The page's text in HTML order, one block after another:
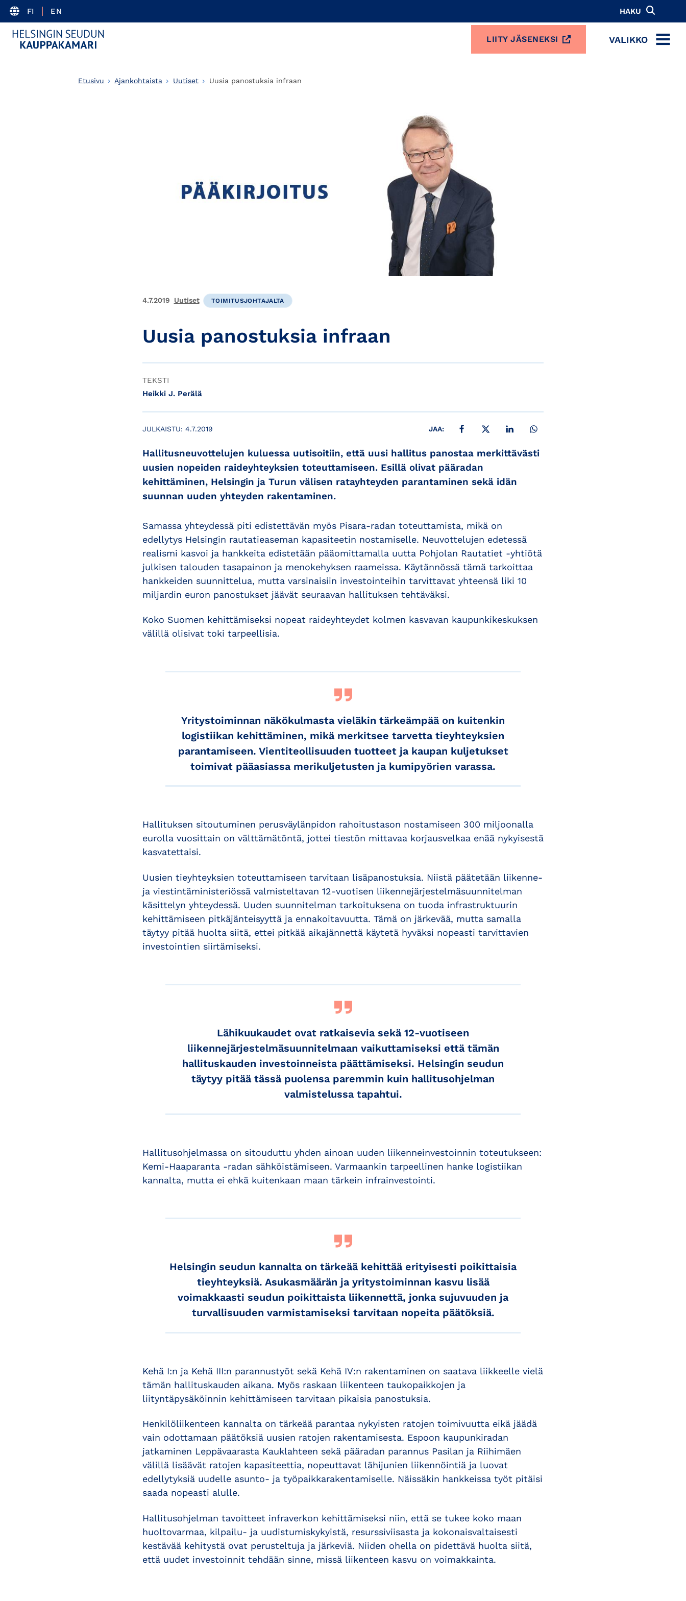
FI EN HAKU
LIITY JÄSENEKSI VALIKKO
MENU
Etusivu Ajankohtaista Uutiset Uusia panostuksia infraan
4.7.2019 Uutiset TOIMITUSJOHTAJALTA
Uusia panostuksia infraan
TEKSTI
Heikki J. Perälä
JULKAISTU: 4.7.2019 JAA: JAA FACEBOOKISSA
JAA X:SSÄ JAA LINKEDINISSÄ
Hallitusneuvottelujen kuluessa uutisoitiin, että uusi hallitus panostaa merkittävästi
uusien nopeiden raideyhteyksien toteuttamiseen. Esillä olivat pääradan
kehittäminen, Helsingin ja Turun välisen ratayhteyden parantaminen sekä idän
suunnan uuden yhteyden rakentaminen.
Samassa yhteydessä piti edistettävän myös Pisara-radan toteuttamista, mikä on
edellytys Helsingin rautatieaseman kapasiteetin nostamiselle. Neuvottelujen edetessä
realismi kasvoi ja hankkeita edistetään pääomittamalla uutta Pohjolan Rautatiet -yhtiötä
julkisen talouden tasapainon ja menokehyksen raameissa. Käytännössä tämä tarkoittaa
hankkeiden suunnittelua, mutta varsinaisiin investointeihin tarvittavat yhteensä liki 10
miljardin euron panostukset jäävät seuraavan hallituksen tehtäväksi.
Koko Suomen kehittämiseksi nopeat raideyhteydet kolmen kasvavan kaupunkikeskuksen
välillä olisivat toki tarpeellisia.
Yritystoiminnan näkökulmasta vieläkin tärkeämpää on kuitenkin
logistiikan kehittäminen, mikä merkitsee tarvetta tieyhteyksien
parantamiseen. Vientiteollisuuden tuotteet ja kaupan kuljetukset
toimivat pääasiassa merikuljetusten ja kumipyörien varassa.
Hallituksen sitoutuminen perusväylänpidon rahoitustason nostamiseen 300 miljoonalla
eurolla vuosittain on välttämätöntä, jottei tiestön mittavaa korjausvelkaa enää nykyisestä
kasvatettaisi.
Uusien tieyhteyksien toteuttamiseen tarvitaan lisäpanostuksia. Niistä päätetään liikenne-
ja viestintäministeriössä valmisteltavan 12-vuotisen liikennejärjestelmäsuunnitelman
käsittelyn yhteydessä. Uuden suunnitelman tarkoituksena on tuoda infrastruktuurin
kehittämiseen pitkäjänteisyyttä ja ennakoitavuutta. Tämä on järkevää, mutta samalla
täytyy pitää huolta siitä, ettei pitkää aikajännettä käytetä hyväksi nopeasti tarvittavien
investointien siirtämiseksi.
Lähikuukaudet ovat ratkaisevia sekä 12-vuotiseen
liikennejärjestelmäsuunnitelmaan vaikuttamiseksi että tämän
hallituskauden investoinneista päättämiseksi. Helsingin seudun
täytyy pitää tässä puolensa paremmin kuin hallitusohjelman
valmistelussa tapahtui.
Hallitusohjelmassa on sitouduttu yhden ainoan uuden liikenneinvestoinnin toteutukseen:
Kemi-Haaparanta -radan sähköistämiseen. Varmaankin tarpeellinen hanke logistiikan
kannalta, mutta ei ehkä kuitenkaan maan tärkein infrainvestointi.
Helsingin seudun kannalta on tärkeää kehittää erityisesti poikittaisia
tieyhteyksiä. Asukasmäärän ja yritystoiminnan kasvu lisää
voimakkaasti seudun poikittaista liikennettä, jonka sujuvuuden ja
turvallisuuden varmistamiseksi tarvitaan nopeita päätöksiä.
Kehä I:n ja Kehä III:n parannustyöt sekä Kehä IV:n rakentaminen on saatava liikkeelle vielä
tämän hallituskauden aikana. Myös raskaan liikenteen taukopaikkojen ja
liityntäpysäköinnin kehittämiseen tarvitaan pikaisia panostuksia.
Henkilöliikenteen kannalta on tärkeää parantaa nykyisten ratojen toimivuutta eikä jäädä
vain odottamaan päätöksiä uusien ratojen rakentamisesta. Espoon kaupunkiradan
jatkaminen Leppävaarasta Kauklahteen sekä pääradan parannus Pasilan ja Riihimäen
välillä lisäävät ratojen kapasiteettia, nopeuttavat lähijunien liikennöintiä ja luovat
edellytyksiä uudelle asunto- ja työpaikkarakentamiselle. Näissäkin hankkeissa työt pitäisi
saada nopeasti alulle.
Hallitusohjelman tavoitteet infraverkon kehittämiseksi niin, että se tukee koko maan
huoltovarmaa, kilpailu- ja uudistumiskykyistä, resurssiviisasta ja kokonaisvaltaisesti
kestävää kehitystä ovat perusteltuja ja järkeviä. Niiden ohella on pidettävä huolta siitä,
että uudet investoinnit tehdään sinne, missä liikenteen kasvu on voimakkainta.